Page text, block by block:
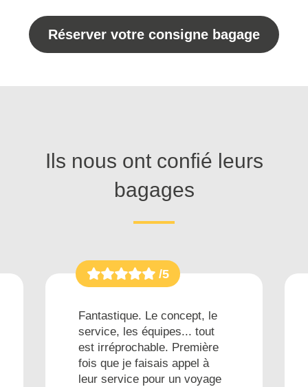
Réserver votre consigne bagage
Ils nous ont confié leurs
bagages
/5
Fantastique. Le concept, le
service, les équipes... tout
est irréprochable. Première
fois que je faisais appel à
leur service pour un voyage